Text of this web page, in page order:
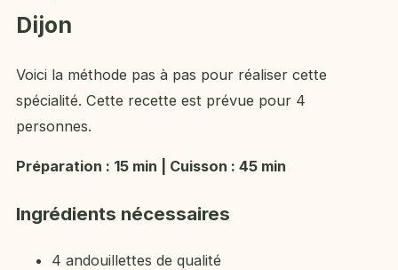
Dijon
Voici la méthode pas à pas pour réaliser cette
spécialité. Cette recette est prévue pour 4
personnes.
Préparation : 15 min | Cuisson : 45 min
Ingrédients nécessaires
4 andouillettes de qualité